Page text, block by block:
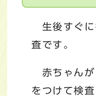
生後すぐに
査です。
赤ちゃんが
をつけて検